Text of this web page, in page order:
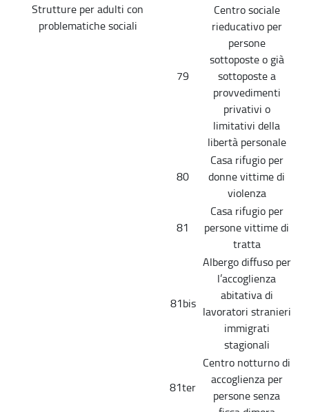
Strutture per adulti con
problematiche sociali
79
Centro sociale
rieducativo per
persone
sottoposte o già
sottoposte a
provvedimenti
privativi o
limitativi della
libertà personale
80
Casa rifugio per
donne vittime di
violenza
81
Casa rifugio per
persone vittime di
tratta
81bis
Albergo diffuso per
l’accoglienza
abitativa di
lavoratori stranieri
immigrati
stagionali
81ter
Centro notturno di
accoglienza per
persone senza